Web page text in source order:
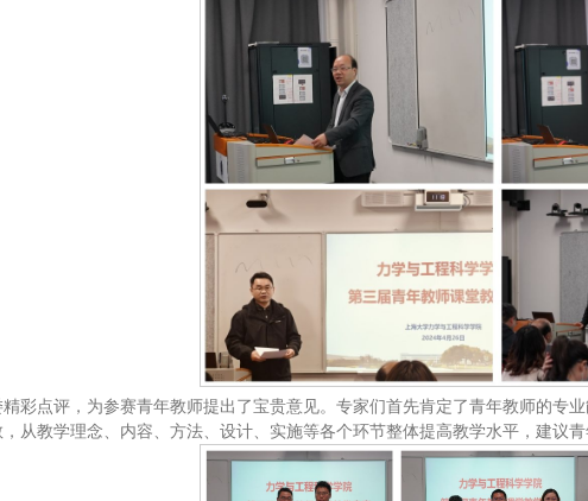
彩点评，为参赛青年教师提出了宝贵意见。专家们首先肯定了青年教师的专
从教学理念、内容、方法、设计、实施等各个环节整体提高教学水平，建议